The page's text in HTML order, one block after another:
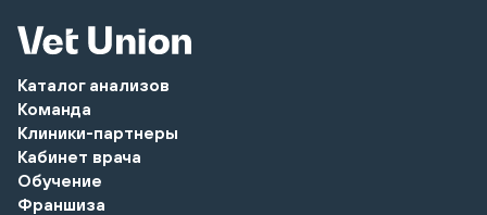
Каталог анализов
Команда
Клиники-партнеры
Кабинет врача
Обучение
Франшиза